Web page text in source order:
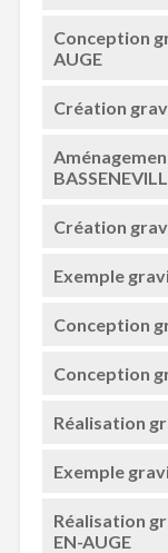
Conception
AUGE
Création
Création
Exemple
Conception
Conception
Réalisation
Exemple
Réalisation
EN-AUGE